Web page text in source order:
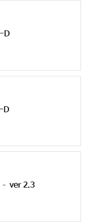
D
D
– ver 2.3